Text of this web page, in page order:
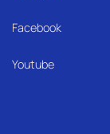
Facebook
Youtube